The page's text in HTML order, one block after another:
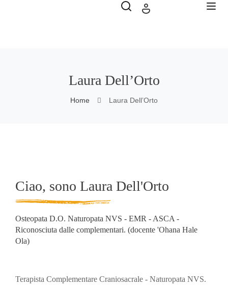
Laura Dell’Orto
Home Laura Dell’Orto
Ciao, sono Laura Dell'Orto
Osteopata D.O. Naturopata NVS - EMR - ASCA -
Riconosciuta dalle complementari. (docente 'Ohana Hale
Ola)
Terapista Complementare Craniosacrale - Naturopata NVS.